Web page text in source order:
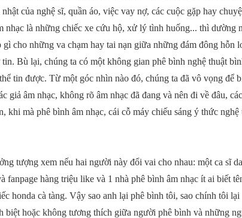
của nghệ sĩ, quần áo, việc vay nợ, các cuộc gặp hay
nhạc là những chiếc xe cứu hộ, xử lý tình huống... thì dường
gì cho những va chạm hay tai nạn giữa những đám đông hỗn
Bù lại, chúng ta có một không gian phê bình nghệ thuật
tin được. Từ một góc nhìn nào đó, chúng ta đã vô vọng để
giả âm nhạc, không rõ âm nhạc đã đang và nên đi về đâu,
khi mà phê bình âm nhạc, cái cỗ máy chiếu sáng ý thức
tượng xem nếu hai người này đổi vai cho nhau: một ca sĩ
fanpage hàng triệu like và 1 nhà phê bình âm nhạc ít ai biết
honda cà tàng. Vậy sao anh lại phê bình tôi, sao chính tôi
biệt hoặc không tương thích giữa người phê bình và những